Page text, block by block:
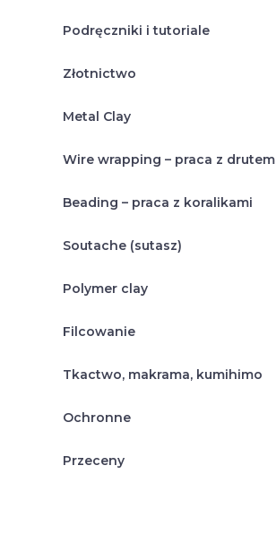
Podręczniki i tutoriale
Złotnictwo
Metal Clay
Wire wrapping – praca z drutem
Beading – praca z koralikami
Soutache (sutasz)
Polymer clay
Filcowanie
Tkactwo, makrama, kumihimo
Ochronne
Przeceny